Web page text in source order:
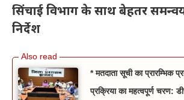
सिंचाई विभाग के साथ बेहतर
निर्देश
* मतदाता सूची का प्रारम्भिक
प्रक्रिया का महत्वपूर्ण चरण: